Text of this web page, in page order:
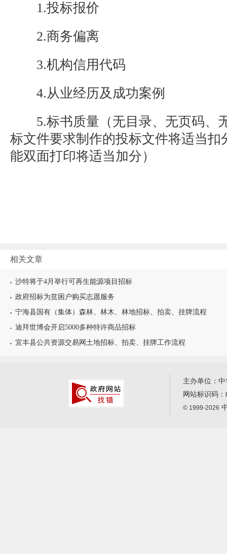
1.投标报价
2.商务偏离
3.机构信用代码
4.从业经历及成功案例
5.标书质量（无目录、无页码、
标文件要求制作的投标文件将适当扣
能双面打印将适当加分）
相关文章
沙特将于4月举行可再生能源项目招标
政府招标为贫困户购买志愿服务
宁海县国有（集体）森林、林木、林地招标、拍卖、挂牌流程
迪拜世博会开启5000多种特许商品招标
宜丰县公共资源交易网土地招标、拍卖、挂牌工作流程
主办单位：
网站标识码：
© 1999-2026